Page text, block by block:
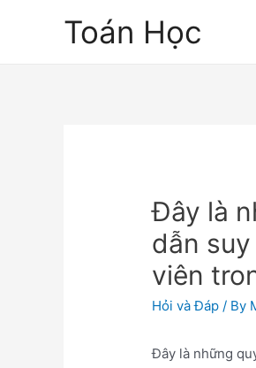
Toán Học
Đây là
dẫn
viên
Hỏi và Đáp / By
Đây là những